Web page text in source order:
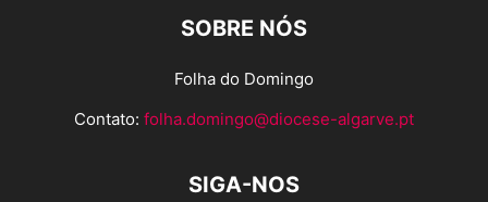
SOBRE NÓS
Folha do Domingo
Contato: folha.domingo@diocese-algarve.pt
SIGA-NOS